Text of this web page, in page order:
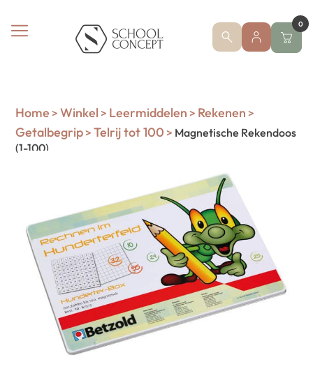
0
Home > Winkel > Leermiddelen > Rekenen >
Getalbegrip> Telrij tot 100 > Magnetische Rekendoos
(1-100)